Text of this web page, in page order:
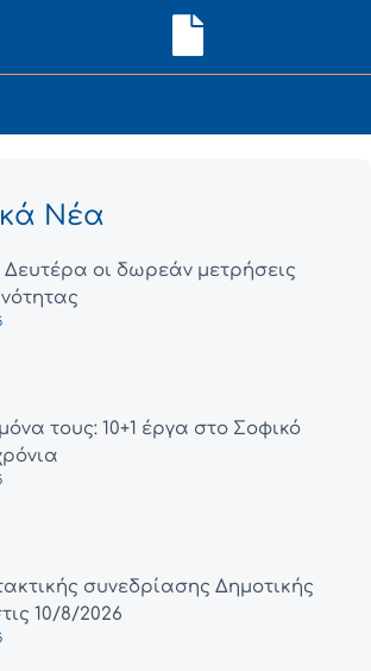
Νέα
Δευτέρα οι δωρεάν μετρήσεις
τους: 10+1 έργα στο Σοφικό
συνεδρίασης Δημοτικής
10/8/2026